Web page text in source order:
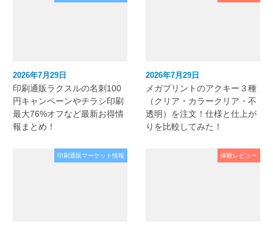
2026年7月29日
印刷通販ラクスルの名刺100
円キャンペーンやチラシ印刷
最大76%オフなど最新お得情
報まとめ！
2026年7月29日
メガプリントのアクキー３種
（クリア・カラークリア・不
透明）を注文！仕様と仕上が
りを比較してみた！
印刷通販マーケット情報 体験レビュー